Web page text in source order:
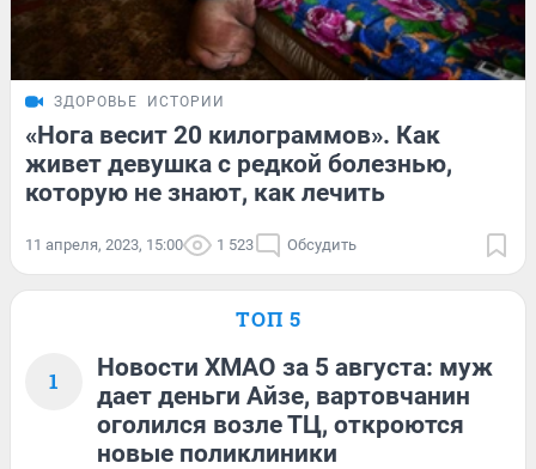
ЗДОРОВЬЕ ИСТОРИИ
«Нога весит 20 килограммов». Как
живет девушка с редкой болезнью,
которую не знают, как лечить
11 апреля, 2023, 15:00 1 523 Обсудить
ТОП 5
1
Новости ХМАО за 5 августа: муж
дает деньги Айзе, вартовчанин
оголился возле ТЦ, откроются
новые поликлиники